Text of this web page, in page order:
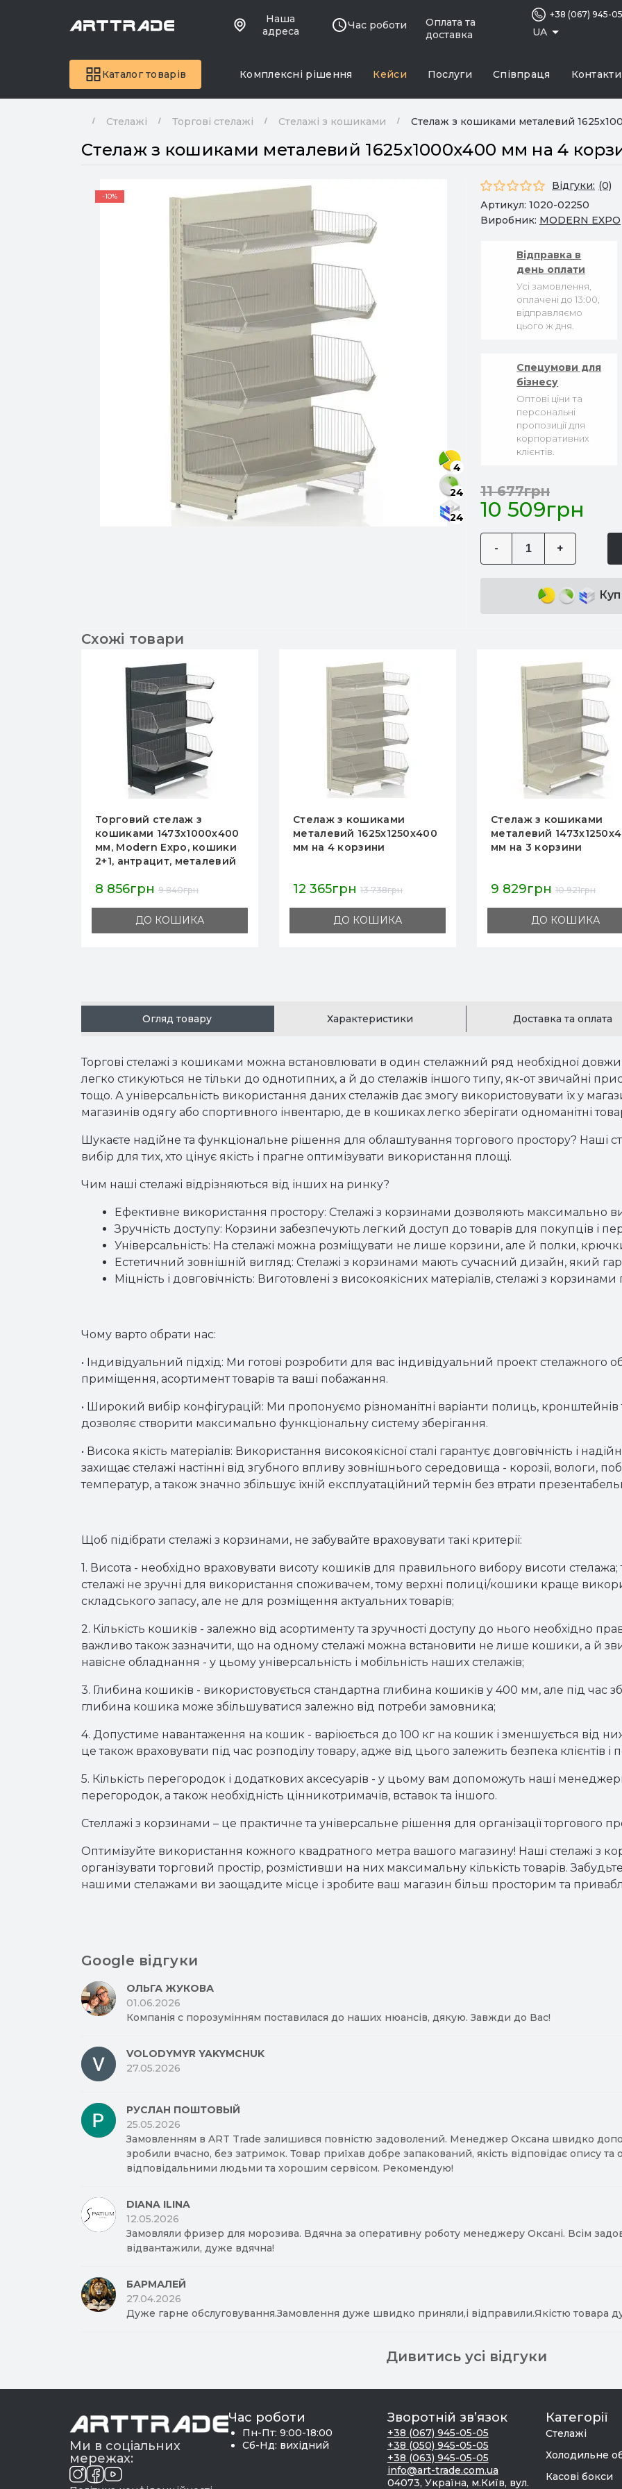
Наша
адреса
Час роботи
Оплата та
доставка
UA
+38 (067) 945-
Каталог товарів Комплексні рішення Кейси Послуги Співпраця Контакти
Стелажі Торгові стелажі Стелажі з кошиками Стелаж з кошиками металевий
Стелаж з кошиками металевий 1625х1000х400 мм на 4
-10%
4
24
24
Відгуки: (0)
Артикул: 1020-02250
Виробник: MODERN EXPO
Відправка в
день оплати
Усі замовлення,
оплачені до 13:00,
відправляємо
цього ж дня.
Спецумови для
бізнесу
Оптові ціни та
персональні
пропозиції для
корпоративних
клієнтів.
10 509грн
11 677грн
- +
Схожі товари
Торговий стелаж з
кошиками 1473х1000х400
мм, Modern Expo, кошики
2+1, антрацит, металевий
8 856грн 9 840грн
ДО КОШИКА
Стелаж з кошиками
металевий 1625х1250х400
мм на 4 корзини
12 365грн 13 738грн
ДО КОШИКА
Стелаж з кошиками
металевий 1473х1250х400
мм на 3 корзини
9 829грн 10 921грн
ДО КОШИКА
Огляд товару Характеристики Доставка та оплата
Торгові стелажі з кошиками можна встановлювати в один стелажний ряд необхідної
легко стикуються не тільки до однотипних, а й до стелажів іншого типу, як-от звичайні
тощо. А універсальність використання даних стелажів дає змогу використовувати їх у
магазинів одягу або спортивного інвентарю, де в кошиках легко зберігати одноманітні
Шукаєте надійне та функціональне рішення для облаштування торгового простору? Наші
вибір для тих, хто цінує якість і прагне оптимізувати використання площі.
Чим наші стелажі відрізняються від інших на ринку?
Ефективне використання простору: Стелажі з корзинами дозволяють максимально
Зручність доступу: Корзини забезпечують легкий доступ до товарів для покупців і
Універсальність: На стелажі можна розміщувати не лише корзини, але й полки,
Естетичний зовнішній вигляд: Стелажі з корзинами мають сучасний дизайн, який
Міцність і довговічність: Виготовлені з високоякісних матеріалів, стелажі з
Чому варто обрати нас:
• Індивідуальний підхід: Ми готові розробити для вас індивідуальний проект стелажного
приміщення, асортимент товарів та ваші побажання.
• Широкий вибір конфігурацій: Ми пропонуємо різноманітні варіанти полиць,
дозволяє створити максимально функціональну систему зберігання.
• Висока якість матеріалів: Використання високоякісної сталі гарантує довговічність і
захищає стелажі настінні від згубного впливу зовнішнього середовища - корозії, вологи,
температур, а також значно збільшує їхній експлуатаційний термін без втрати
Щоб підібрати стелажі з корзинами, не забувайте враховувати такі критерії:
1. Висота - необхідно враховувати висоту кошиків для правильного вибору висоти
стелажі не зручні для використання споживачем, тому верхні полиці/кошики краще
складського запасу, але не для розміщення актуальних товарів;
2. Кількість кошиків - залежно від асортименту та зручності доступу до нього необхідно
важливо також зазначити, що на одному стелажі можна встановити не лише кошики, а й
навісне обладнання - у цьому універсальність і мобільність наших стелажів;
3. Глибина кошиків - використовується стандартна глибина кошиків у 400 мм, але під час
глибина кошика може збільшуватися залежно від потреби замовника;
4. Допустиме навантаження на кошик - варіюється до 100 кг на кошик і зменшується від
це також враховувати під час розподілу товару, адже від цього залежить безпека
5. Кількість перегородок і додаткових аксесуарів - у цьому вам допоможуть наші
перегородок, а також необхідність цінникотримачів, вставок та іншого.
Стеллажі з корзинами – це практичне та універсальне рішення для організації торгового
Оптимізуйте використання кожного квадратного метра вашого магазину! Наші стелажі з
організувати торговий простір, розмістивши на них максимальну кількість товарів.
нашими стелажами ви заощадите місце і зробите ваш магазин більш просторим та
Google відгуки
ОЛЬГА ЖУКОВА
01.06.2026
Компанія с порозумінням поставилася до наших нюансів, дякую. Завжди до Вас!
VOLODYMYR YAKYMCHUK
27.05.2026
РУСЛАН ПОШТОВЫЙ
25.05.2026
Замовленням в ART Trade залишився повністю задоволений. Менеджер Оксана швидко
зробили вчасно, без затримок. Товар приїхав добре запакований, якість відповідає опису
відповідальними людьми та хорошим сервісом. Рекомендую!
DIANA ILINA
12.05.2026
Замовляли фризер для морозива. Вдячна за оперативну роботу менеджеру Оксані. Всім
відвантажили, дуже вдячна!
БАРМАЛЕЙ
27.04.2026
Дуже гарне обслуговування.Замовлення дуже швидко приняли,і відправили.Якістю товара
Дивитись усі відгуки
Ми в соціальних
мережах:
Час роботи
Пн-Пт: 9:00-18:00
Сб-Нд: вихідний
Зворотній зв’язок
+38 (067) 945-05-05
+38 (050) 945-05-05
+38 (063) 945-05-05
info@art-trade.com.ua
04073, Україна, м.Київ, вул.
Категорії
Стелажі
Холодильне
Касові бокси